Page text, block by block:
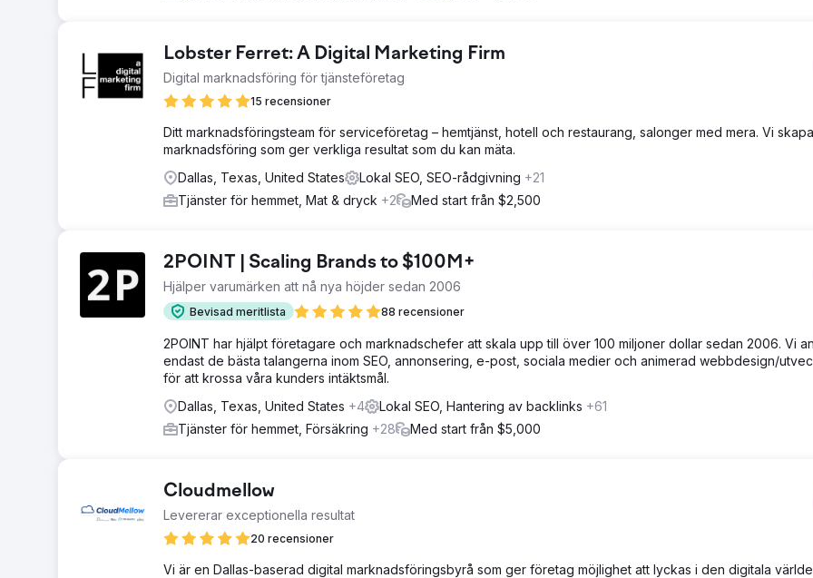
Lobster Ferret: A Digital Marketing Firm
Digital marknadsföring för tjänsteföretag
15 recensioner
Ditt marknadsföringsteam för serviceföretag – hemtjänst, hotell och restaurang, salonger med mera. Vi
marknadsföring som ger verkliga resultat som du kan mäta.
Dallas, Texas, United States
Lokal SEO, SEO-rådgivning +21
Tjänster för hemmet, Mat & dryck +2 Med start från $2,500
2POINT | Scaling Brands to $100M+
Hjälper varumärken att nå nya höjder sedan 2006
Bevisad meritlista 88 recensioner
2POINT har hjälpt företagare och marknadschefer att skala upp till över 100 miljoner dollar sedan 2006. Vi
endast de bästa talangerna inom SEO, annonsering, e-post, sociala medier och animerad webbdesign/
för att krossa våra kunders intäktsmål.
Dallas, Texas, United States +4 Lokal SEO, Hantering av backlinks +61
Tjänster för hemmet, Försäkring +28 Med start från $5,000
Cloudmellow
Levererar exceptionella resultat
20 recensioner
Vi är en Dallas-baserad digital marknadsföringsbyrå som ger företag möjlighet att lyckas i den digitala